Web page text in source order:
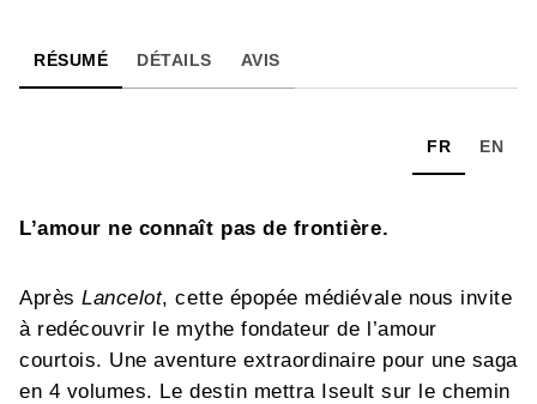
RÉSUMÉ DÉTAILS AVIS
FR EN
L’amour ne connaît pas de frontière.
AprèsLancelot, cette épopée médiévale nous invite
à redécouvrir le mythe fondateur de l’amour
courtois. Une aventure extraordinaire pour une saga
en 4 volumes. Le destin mettra Iseult sur le chemin